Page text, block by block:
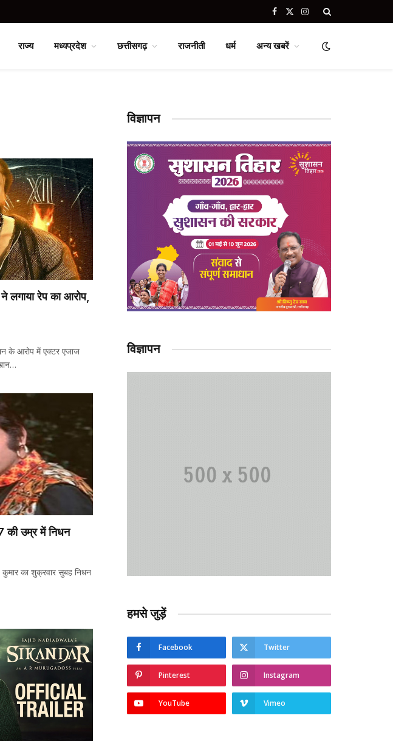
Facebook
X
Instagram
राज्य मध्यप्रदेश छत्तीसगढ़ राजनीती धर्म अन्य खबरें
लगाया रेप का आरोप,
के आरोप में एक्टर एजाज
की उम्र में निधन
का शुक्रवार सुबह निधन
विज्ञापन
विज्ञापन
हमसे जुड़ें
Facebook Twitter
Pinterest Instagram
YouTube Vimeo